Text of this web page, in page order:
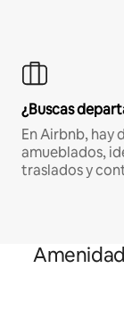
¿Buscas
En Airbnb,
amueblados,
traslados y